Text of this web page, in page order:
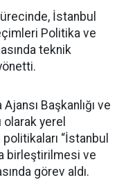
İstanbul
Politika ve
teknik
Başkanlığı ve
yerel
“İstanbul
birleştirilmesi ve
görev aldı.